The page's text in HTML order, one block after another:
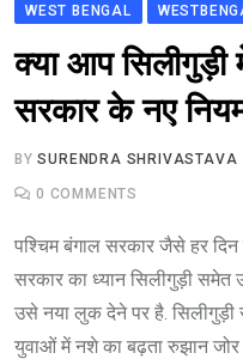
WEST BENGAL
क्या आप सिलीगुड़ी
सरकार के नए
BYSURENDRA SHRIVASTAVA
0 COMMENTS
पश्चिम बंगाल सरकार जैसे हर
सरकार का ध्यान सिलीगुड़ी समेत
उसे नया लुक देने पर है. सिलीगुड़ी
युवाओं में नशे का बढ़ता रुझान